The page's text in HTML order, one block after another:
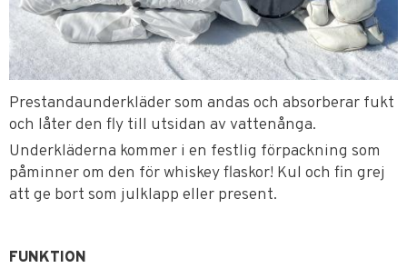
Prestandaunderkläder som andas och absorberar fukt
och låter den fly till utsidan av vattenånga.
Underkläderna kommer i en festlig förpackning som
påminner om den för whiskey flaskor! Kul och fin grej
att ge bort som julklapp eller present.
FUNKTION